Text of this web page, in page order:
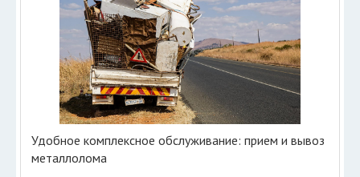
Удобное комплексное обслуживание: прием и вывоз
металлолома